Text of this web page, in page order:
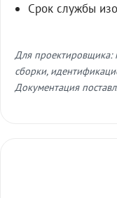
Срок службы
Для проектировщика:
сборки,
Документация